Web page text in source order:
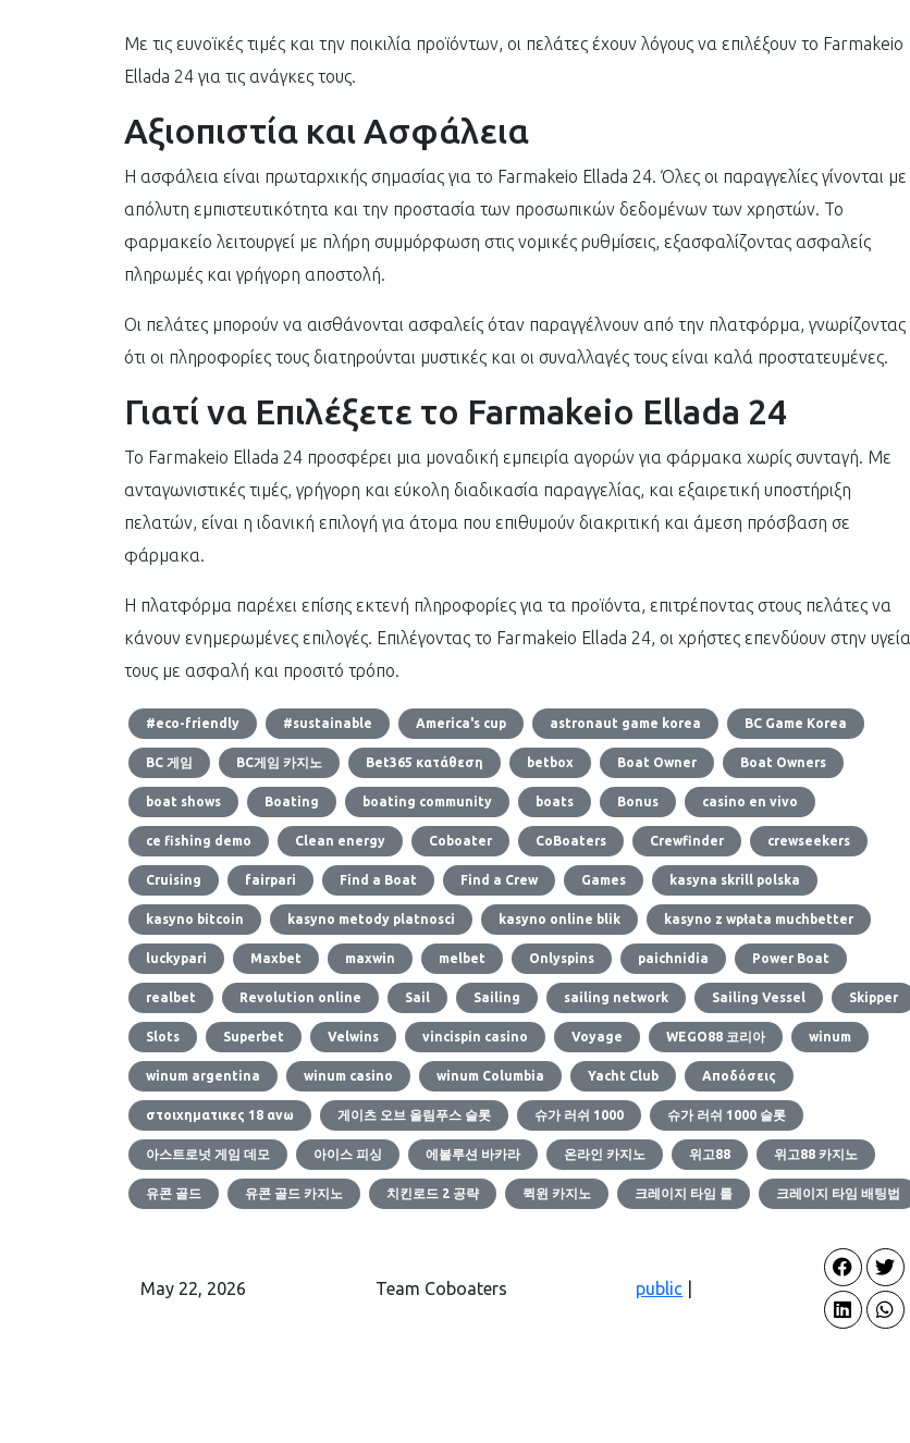
Με τις ευνοϊκές τιμές και την ποικιλία προϊόντων, οι πελάτες έχουν λόγους να επιλέξουν το Farmakeio
Ellada 24 για τις ανάγκες τους.
Αξιοπιστία και Ασφάλεια
Η ασφάλεια είναι πρωταρχικής σημασίας για το Farmakeio Ellada 24. Όλες οι παραγγελίες γίνονται με
απόλυτη εμπιστευτικότητα και την προστασία των προσωπικών δεδομένων των χρηστών. Το
φαρμακείο λειτουργεί με πλήρη συμμόρφωση στις νομικές ρυθμίσεις, εξασφαλίζοντας ασφαλείς
πληρωμές και γρήγορη αποστολή.
Οι πελάτες μπορούν να αισθάνονται ασφαλείς όταν παραγγέλνουν από την πλατφόρμα, γνωρίζοντας
ότι οι πληροφορίες τους διατηρούνται μυστικές και οι συναλλαγές τους είναι καλά προστατευμένες.
Γιατί να Επιλέξετε το Farmakeio Ellada 24
Το Farmakeio Ellada 24 προσφέρει μια μοναδική εμπειρία αγορών για φάρμακα χωρίς συνταγή. Με
ανταγωνιστικές τιμές, γρήγορη και εύκολη διαδικασία παραγγελίας, και εξαιρετική υποστήριξη
πελατών, είναι η ιδανική επιλογή για άτομα που επιθυμούν διακριτική και άμεση πρόσβαση σε
φάρμακα.
Η πλατφόρμα παρέχει επίσης εκτενή πληροφορίες για τα προϊόντα, επιτρέποντας στους πελάτες να
κάνουν ενημερωμένες επιλογές. Επιλέγοντας το Farmakeio Ellada 24, οι χρήστες επενδύουν στην υγεία
τους με ασφαλή και προσιτό τρόπο.
#eco-friendly #sustainable America's cup astronaut game korea BC Game Korea
BC 게임 BC게임 카지노 Bet365 κατάθεση betbox Boat Owner Boat Owners
boat shows Boating boating community boats Bonus casino en vivo
ce fishing demo Clean energy Coboater CoBoaters Crewfinder crewseekers
Cruising fairpari Find a Boat Find a Crew Games kasyna skrill polska
kasyno bitcoin kasyno metody platnosci kasyno online blik kasyno z wpłata muchbetter
luckypari Maxbet maxwin melbet Onlyspins paichnidia Power Boat
realbet Revolution online Sail Sailing sailing network Sailing Vessel Skipper
Slots Superbet Velwins vincispin casino Voyage WEGO88 코리아 winum
winum argentina winum casino winum Columbia Yacht Club Αποδόσεις
στοιχηματικες 18 ανω 게이츠 오브 올림푸스 슬롯 슈가 러쉬 1000 슈가 러쉬 1000 슬롯
아스트로넛 게임 데모 아이스 피싱 에볼루션 바카라 온라인 카지노 위고88 위고88 카지노
유콘 골드 유콘 골드 카지노 치킨로드 2 공략 퀵윈 카지노 크레이지 타임 룰 크레이지 타임 배팅법
May 22, 2026 Team Coboaters public